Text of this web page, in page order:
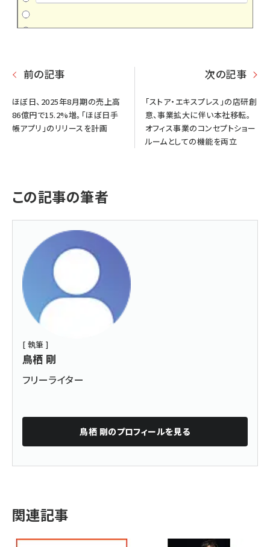
前の記事
ほぼ日、2025年8月期の売上高
86億円で15.2%増。「ほぼ日手
帳アプリ」のリリースを計画
次の記事
「ストア・エキスプレス」の店研創
意、事業拡大に伴い本社移転。
オフィス事業のコンセプトショー
ルームとしての機能を両立
この記事の筆者
[ 執筆 ]
鳥栖 剛
フリーライター
鳥栖 剛のプロフィールを見る
関連記事